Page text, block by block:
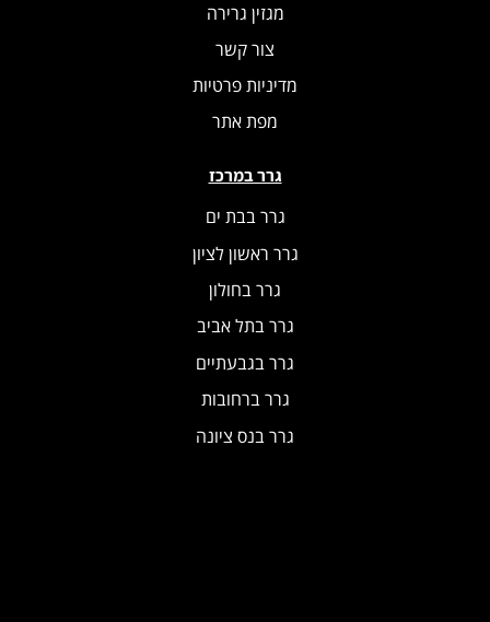
מגזין גרירה
צור קשר
מדיניות פרטיות
מפת אתר
גרר במרכז
גרר בבת ים
גרר ראשון לציון
גרר בחולון
גרר בתל אביב
גרר בגבעתיים
גרר ברחובות
גרר בנס ציונה